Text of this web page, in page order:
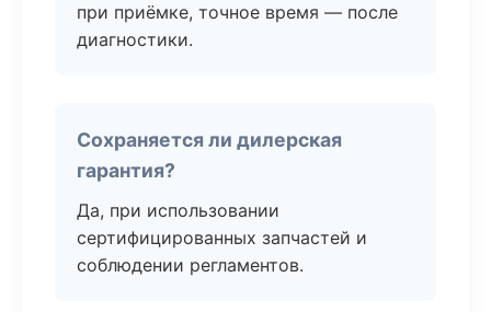
при приёмке, точное время — после
диагностики.
Сохраняется ли дилерская
гарантия?
Да, при использовании
сертифицированных запчастей и
соблюдении регламентов.